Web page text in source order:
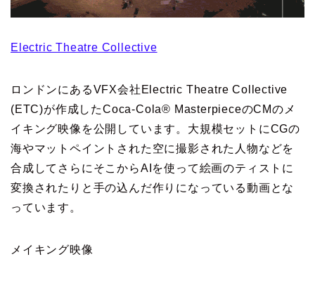
Electric Theatre Collective
ロンドンにあるVFX会社Electric Theatre Collective
(ETC)が作成したCoca-Cola® MasterpieceのCMのメ
イキング映像を公開しています。大規模セットにCGの
海やマットペイントされた空に撮影された人物などを
合成してさらにそこからAIを使って絵画のティストに
変換されたりと手の込んだ作りになっている動画とな
っています。
メイキング映像